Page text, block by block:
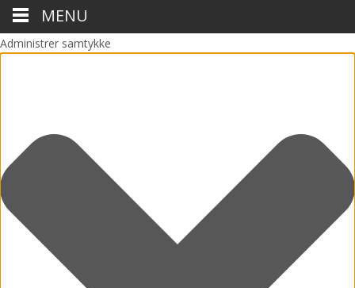
Administrer samtykke
MENU